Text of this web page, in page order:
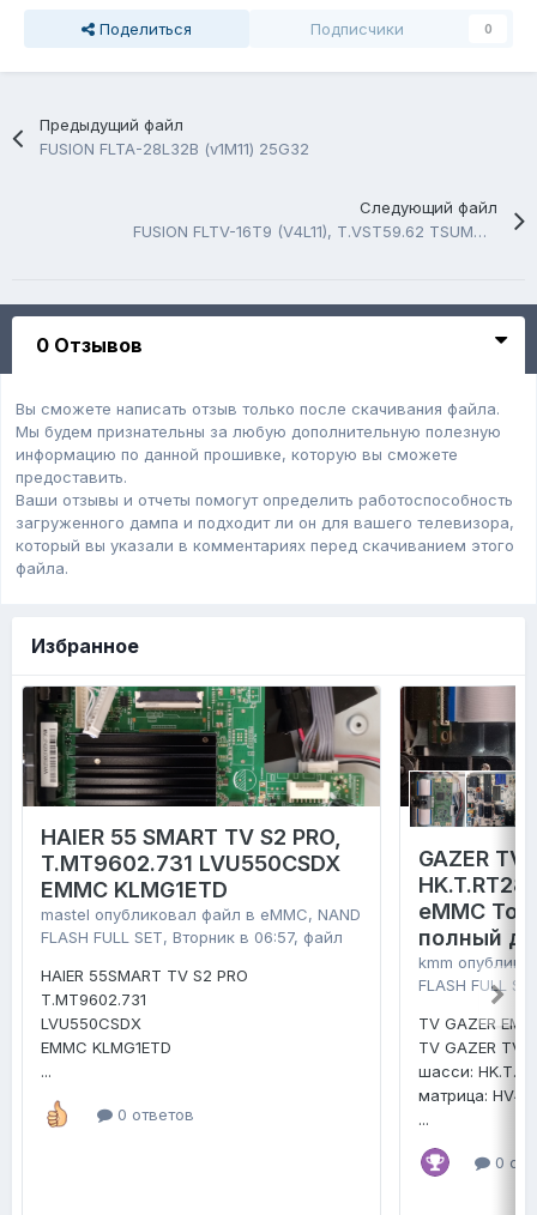
Поделиться Подписчики 0
Предыдущий файл
FUSION FLTA-28L32B (v1M11) 25G32
Следующий файл
FUSION FLTV-16T9 (V4L11), T.VST59.62 TSUMV59XE B156HW02 V.5.
0 Отзывов
Вы сможете написать отзыв только после скачивания файла.
Мы будем признательны за любую дополнительную полезную
информацию по данной прошивке, которую вы сможете
предоставить.
Ваши отзывы и отчеты помогут определить работоспособность
загруженного дампa и подходит ли он для вашего телевизора,
который вы указали в комментариях перед скачиванием этого
файла.
Избранное
HAIER 55 SMART TV S2 PRO,
T.MT9602.731 LVU550CSDX
EMMC KLMG1ETD
mastel опубликовал файл в eMMC, NAND
FLASH FULL SET, Вторник в 06:57, файл
HAIER 55SMART TV S2 PRO
T.MT9602.731
LVU550CSDX
EMMC KLMG1ETD
...
0 ответов
GAZER
eMMC
полный
kmm
FLASH FULL
TV GAZER
TV GAZER
шасси:
матрица:
...
0